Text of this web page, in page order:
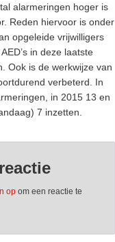
alarmeringen hoger is
Reden hiervoor is onder
opgeleide vrijwilligers
in deze laatste
Ook is de werkwijze van
verbeterd. In
in 2015 13 en
7 inzetten.
op om een reactie te